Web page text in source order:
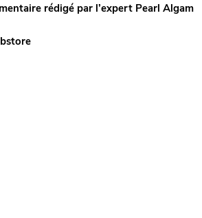
rédigé par l’expert Pearl Algam